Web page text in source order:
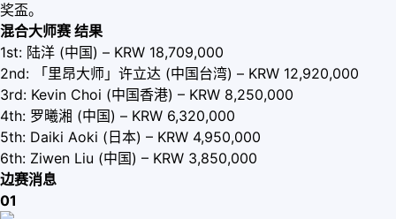
奖盃。
混合大师赛 结果
1st: 陆洋 (中国) – KRW 18,709,000
2nd: 「里昂大师」许立达 (中国台湾) – KRW 12,920,000
3rd: Kevin Choi (中国香港) – KRW 8,250,000
4th: 罗曦湘 (中国) – KRW 6,320,000
5th: Daiki Aoki (日本) – KRW 4,950,000
6th: Ziwen Liu (中国) – KRW 3,850,000
边赛消息
01